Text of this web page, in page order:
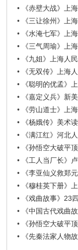
•
《赤壁大战》上
•
《三让徐州》上
•
《水淹七军》上
•
《三气周瑜》上
•
《九姐》上海人
•
《无双传》上海
•
《聪明的优孟》
•
《嘉定义兵》新
•
《劳山道士》上
•
《杨娥传》美术
•
《满江红》河北
•
《孙悟空大破平
•
《工人当厂长》
•
《李亚仙义救郑
•
《穆桂英下册》
•
《戏曲故事》23
•
《中国古代戏曲
•
《孙悟空大破平
•
《先秦法家人物